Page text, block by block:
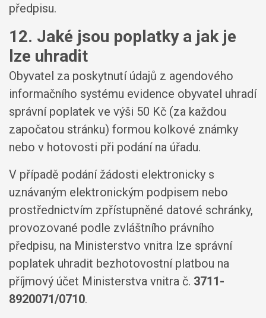
předpisu.
12. Jaké jsou poplatky a jak je
lze uhradit
Obyvatel za poskytnutí údajů z agendového
informačního systému evidence obyvatel uhradí
správní poplatek ve výši 50 Kč (za každou
započatou stránku) formou kolkové známky
nebo v hotovosti při podání na úřadu.
V případě podání žádosti elektronicky s
uznávaným elektronickým podpisem nebo
prostřednictvím zpřístupněné datové schránky,
provozované podle zvláštního právního
předpisu, na Ministerstvo vnitra lze správní
poplatek uhradit bezhotovostní platbou na
příjmový účet Ministerstva vnitra č. 3711-
8920071/0710.